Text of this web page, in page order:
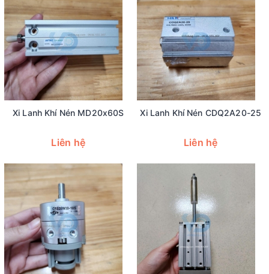
Xi Lanh Khí Nén MD20x60S
Liên hệ
Xi Lanh Khí Nén CDQ2A20-25
Liên hệ